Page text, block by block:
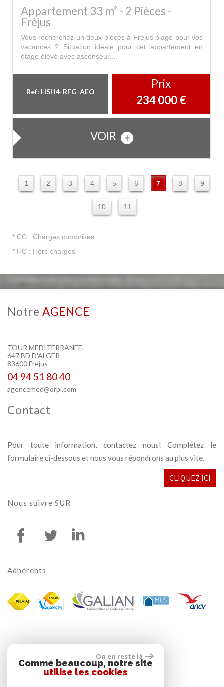
Appartement 33 m² - 2 Pièces -
Fréjus
Vous recherchez un deux pièces à Fréjus plage pour vos
vacances ? Situation idéale pour cet appartement en
étage élevé avec ascenseur,...
Ref: HSH4-RFG-AEO
Prix
234 000 €
VOIR
1 2 3 4 5 6 7 8 9
10 11
* CC : Charges comprises
* HC : Hors charges
Notre AGENCE
TOUR MEDITERRANEE,
647 BD D'ALGER
83600 Frejus
04 94 51 80 40
agencemed@orpi.com
Contact
Pour toute information, contactez nous! Complétez le
formulaire ci-dessous et nous vous répondrons au plus vite.
CLIQUEZ ICI
Nous suivre SUR
Adhérents
On en reste là
Comme beaucoup, notre site
utilise les cookies